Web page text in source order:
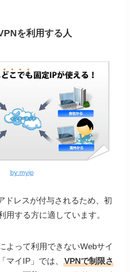
を利用する人
by:myip
ドレスが付与されるため、初
用する方に適しています。
よって利用できないWebサイ
マイIP」では、VPNで制限さ